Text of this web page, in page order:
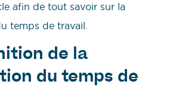
afin de tout savoir sur la
temps de travail.
de la
du temps de